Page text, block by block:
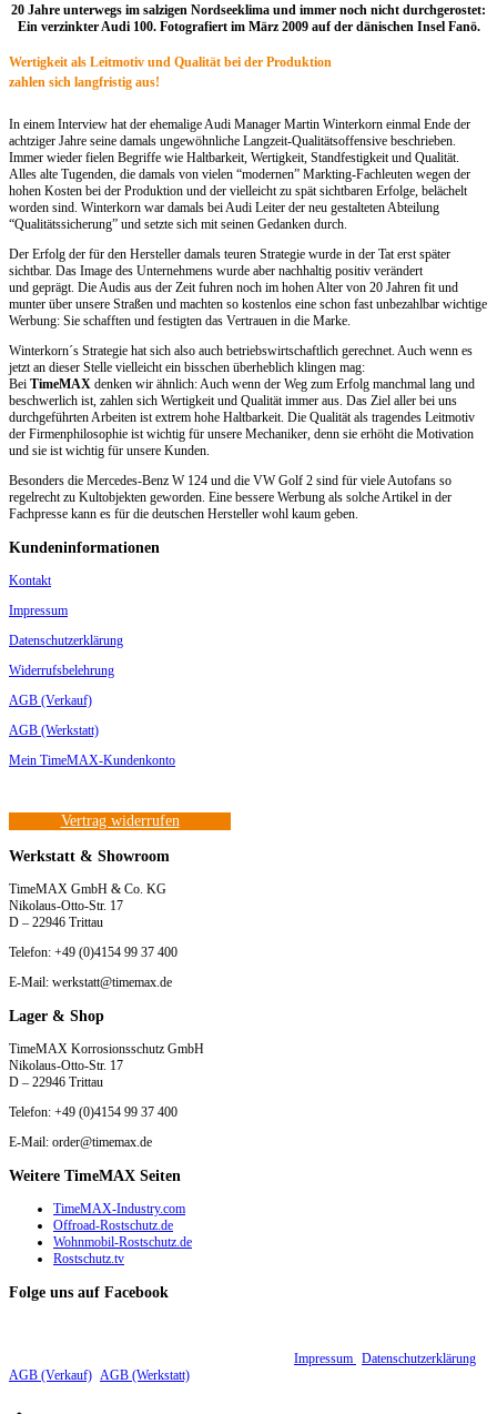
20 Jahre unterwegs im salzigen Nordseeklima und immer noch nicht durchgerostet:
Ein verzinkter Audi 100. Fotografiert im März 2009 auf der dänischen Insel Fanö.
Wertigkeit als Leitmotiv und Qualität bei der Produktion
zahlen sich langfristig aus!
In einem Interview hat der ehemalige Audi Manager Martin Winterkorn einmal Ende der
achtziger Jahre seine damals ungewöhnliche Langzeit-Qualitätsoffensive beschrieben.
Immer wieder fielen Begriffe wie Haltbarkeit, Wertigkeit, Standfestigkeit und Qualität.
Alles alte Tugenden, die damals von vielen “modernen” Markting-Fachleuten wegen der
hohen Kosten bei der Produktion und der vielleicht zu spät sichtbaren Erfolge, belächelt
worden sind. Winterkorn war damals bei Audi Leiter der neu gestalteten Abteilung
“Qualitätssicherung” und setzte sich mit seinen Gedanken durch.
Der Erfolg der für den Hersteller damals teuren Strategie wurde in der Tat erst später
sichtbar. Das Image des Unternehmens wurde aber nachhaltig positiv verändert
und geprägt. Die Audis aus der Zeit fuhren noch im hohen Alter von 20 Jahren fit und
munter über unsere Straßen und machten so kostenlos eine schon fast unbezahlbar wichtige
Werbung: Sie schafften und festigten das Vertrauen in die Marke.
Winterkorn´s Strategie hat sich also auch betriebswirtschaftlich gerechnet. Auch wenn es
jetzt an dieser Stelle vielleicht ein bisschen überheblich klingen mag:
Bei TimeMAX denken wir ähnlich: Auch wenn der Weg zum Erfolg manchmal lang und
beschwerlich ist, zahlen sich Wertigkeit und Qualität immer aus. Das Ziel aller bei uns
durchgeführten Arbeiten ist extrem hohe Haltbarkeit. Die Qualität als tragendes Leitmotiv
der Firmenphilosophie ist wichtig für unsere Mechaniker, denn sie erhöht die Motivation
und sie ist wichtig für unsere Kunden.
Besonders die Mercedes-Benz W 124 und die VW Golf 2 sind für viele Autofans so
regelrecht zu Kultobjekten geworden. Eine bessere Werbung als solche Artikel in der
Fachpresse kann es für die deutschen Hersteller wohl kaum geben.
Kundeninformationen
Kontakt
Impressum
Datenschutzerklärung
Widerrufsbelehrung
AGB (Verkauf)
AGB (Werkstatt)
Mein TimeMAX-Kundenkonto
Vertrag widerrufen
Werkstatt & Showroom
TimeMAX GmbH & Co. KG
Nikolaus-Otto-Str. 17
D – 22946 Trittau
Telefon: +49 (0)4154 99 37 400
E-Mail: werkstatt@timemax.de
Lager & Shop
TimeMAX Korrosionsschutz GmbH
Nikolaus-Otto-Str. 17
D – 22946 Trittau
Telefon: +49 (0)4154 99 37 400
E-Mail: order@timemax.de
Weitere TimeMAX Seiten
TimeMAX-Industry.com
Offroad-Rostschutz.de
Wohnmobil-Rostschutz.de
Rostschutz.tv
Folge uns auf Facebook
Impressum Datenschutzerklärung
AGB (Verkauf) AGB (Werkstatt)